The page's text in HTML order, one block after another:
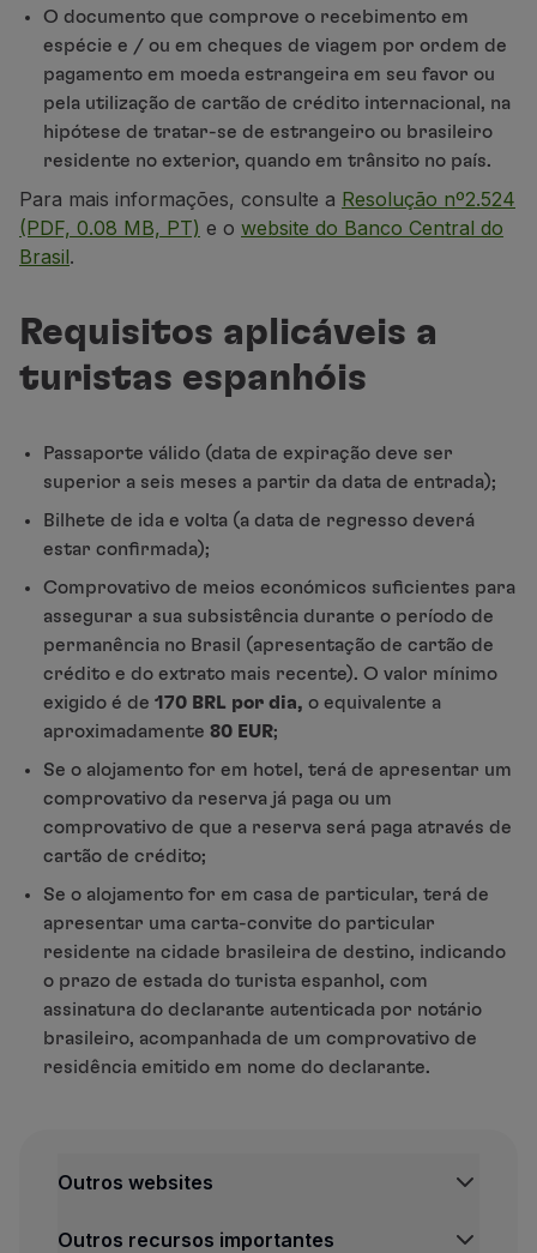
Voo atrasado / cancelado
O documento que comprove o recebimento em
espécie e / ou em cheques de viagem por ordem de
pagamento em moeda estrangeira em seu favor ou
pela utilização de cartão de crédito internacional, na
hipótese de tratar-se de estrangeiro ou brasileiro
residente no exterior, quando em trânsito no país.
Para mais informações, consulte a Resolução nº2.524
(PDF, 0.08 MB, PT) e o website do Banco Central do
Brasil.
Requisitos aplicáveis a
turistas espanhóis
Passaporte válido (data de expiração deve ser
superior a seis meses a partir da data de entrada);
Bilhete de ida e volta (a data de regresso deverá
estar confirmada);
Comprovativo de meios económicos suficientes para
assegurar a sua subsistência durante o período de
permanência no Brasil (apresentação de cartão de
crédito e do extrato mais recente). O valor mínimo
exigido é de 170 BRL por dia, o equivalente a
aproximadamente 80 EUR;
Se o alojamento for em hotel, terá de apresentar um
comprovativo da reserva já paga ou um
comprovativo de que a reserva será paga através de
cartão de crédito;
Se o alojamento for em casa de particular, terá de
apresentar uma carta-convite do particular
residente na cidade brasileira de destino, indicando
o prazo de estada do turista espanhol, com
assinatura do declarante autenticada por notário
brasileiro, acompanhada de um comprovativo de
residência emitido em nome do declarante.
Outros websites
Outros recursos importantes